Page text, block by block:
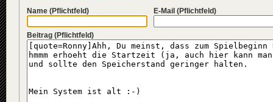
Name (Pflichtfeld) E-Mail (Pflichtfeld)
Beitrag (Pflichtfeld)